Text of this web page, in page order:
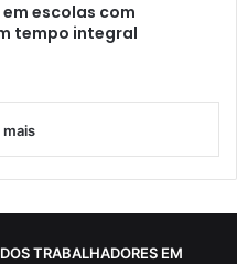
escolas com
tempo integral
TRABALHADORES EM